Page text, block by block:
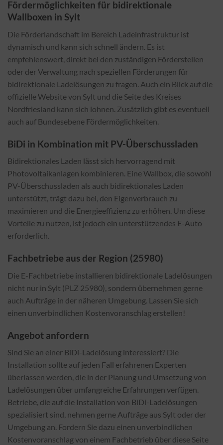
Fördermöglichkeiten für bidirektionale
Wallboxen in Sylt
Die Förderlandschaft im Bereich Ladeinfrastruktur ist
dynamisch und kann sich schnell ändern. Es ist
empfehlenswert, direkt bei den zuständigen Förderstellen
oder der Verwaltung nach speziellen Förderungen für
bidirektionale Ladelösungen zu fragen. Auch ein Blick auf die
offizielle Website von Sylt und die Seite des Kreises
Nordfriesland kann sich lohnen. Zusätzlich gibt es eventuell
auch auf Bundesebene Fördermöglichkeiten.
BiDi in Kombination mit PV-Überschussladen
Bidirektionales Laden lässt sich hervorragend mit
Photovoltaikanlagen kombinieren. Eine Wallbox, die sowohl
PV-Überschussladen als auch bidirektionales Laden
unterstützt, trägt dazu bei, den Eigenverbrauch zu
maximieren und die Energieeffizienz zu erhöhen. Um diese
Vorteile zu nutzen, ist jedoch ein unterstützendes E-Auto
erforderlich.
Fachbetriebe aus der Region (25980)
Die E-Fachbetriebe installieren bidirektionale Ladelösungen
nicht nur in Sylt (PLZ 25980), sondern übernehmen gerne
auch Aufträge in der näheren Umgebung. Lassen Sie sich
einen unverbindlichen Kostenvoranschlag erstellen!
Angebot anfordern
Sind Sie an einer BiDi-Ladelösung interessiert? Die
Installation sollte auf jeden Fall erfahrenen Experten
überlassen werden, die in der Planung und Umsetzung von
Ladelösungen über umfangreiche Erfahrungen verfügen.
Betriebe, die auf die Installation von BiDi-Ladelösungen
spezialisiert sind, nehmen gerne Aufträge aus Sylt oder der
Umgebung an. Fordern Sie dazu einen unverbindlichen
Kostenvoranschlag von einem Fachbetrieb über diese Seite